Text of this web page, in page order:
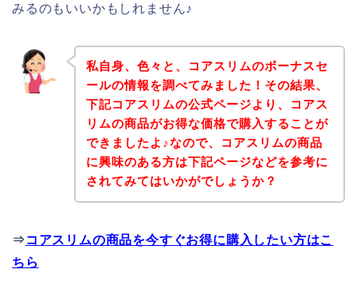
みるのもいいかもしれません♪
私自身、色々と、コアスリムのボーナスセ
ールの情報を調べてみました！その結果、
下記コアスリムの公式ページより、コアス
リムの商品がお得な価格で購入することが
できましたよ♪なので、コアスリムの商品
に興味のある方は下記ページなどを参考に
されてみてはいかがでしょうか？
⇒ コアスリムの商品を今すぐお得に購入したい方はこ
ちら